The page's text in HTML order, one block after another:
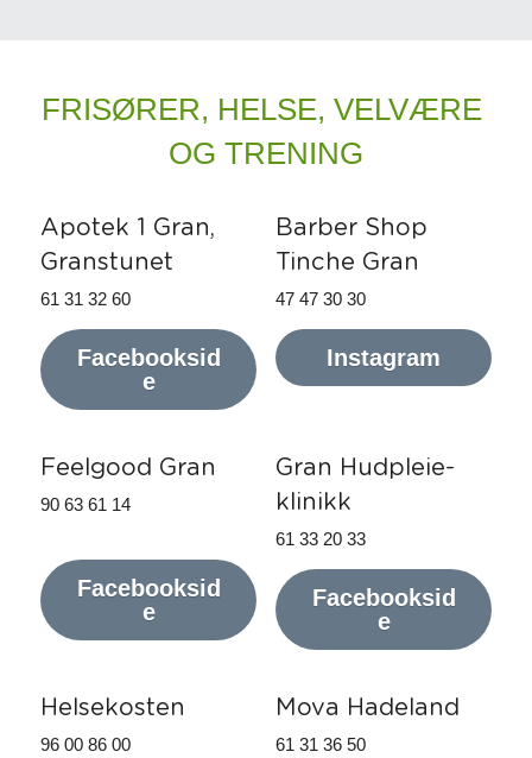
FRISØRER, HELSE, VELVÆRE
OG TRENING
Apotek 1 Gran,
Granstunet
61 31 32 60
Facebooksid
e
Barber Shop
Tinche Gran
47 47 30 30
Instagram
Feelgood Gran
90 63 61 14
Facebooksid
e
Gran Hudpleie-
klinikk
61 33 20 33
Facebooksid
e
Helsekosten
96 00 86 00
Mova Hadeland
61 31 36 50